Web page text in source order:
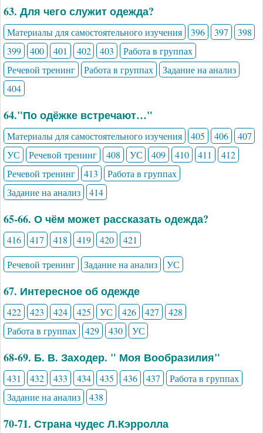
63. Для чего служит одежда?
Материалы для самостоятельного изучения 396 397
398
399
400 401 402 403
Работа в группах
Речевой тренинг
Работа в группах
Задание на анализ
404
64."По одёжке встречают…"
Материалы для самостоятельного изучения 405 406
407
УС
Речевой тренинг 408 УС 409 410 411
412
Речевой тренинг
413
Работа в группах
Задание на анализ
414
65-66. О чём может рассказать одежда?
416 417 418 419 420
421
Речевой тренинг
Задание на анализ УС
67. Интересное об одежде
422 423 424 425 УС 426 427
428
Работа в группах
429 430 УС
68-69. Б. В. Заходер. " Моя Вообразилия"
431 432 433 434 435 436 437
Работа в группах
Задание на анализ
438
70-71. Страна чудес Л.Кэрролла